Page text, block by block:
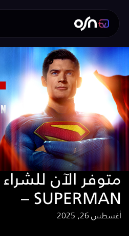
– SUPERMAN
أغسطس 26, 2025